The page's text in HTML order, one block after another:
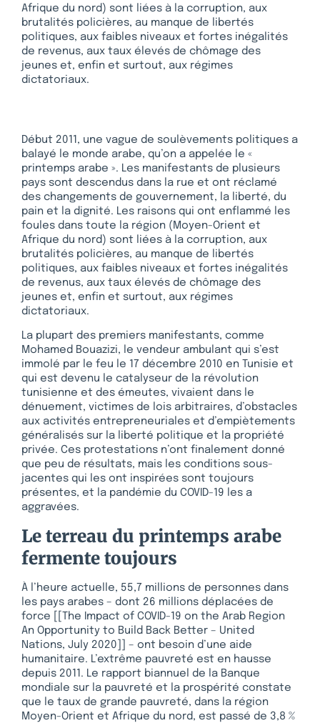
Afrique du nord) sont liées à la corruption, aux
brutalités policières, au manque de libertés
politiques, aux faibles niveaux et fortes inégalités
de revenus, aux taux élevés de chômage des
jeunes et, enfin et surtout, aux régimes
dictatoriaux.
Début 2011, une vague de soulèvements politiques a
balayé le monde arabe, qu’on a appelée le «
printemps arabe ». Les manifestants de plusieurs
pays sont descendus dans la rue et ont réclamé
des changements de gouvernement, la liberté, du
pain et la dignité. Les raisons qui ont enflammé les
foules dans toute la région (Moyen-Orient et
Afrique du nord) sont liées à la corruption, aux
brutalités policières, au manque de libertés
politiques, aux faibles niveaux et fortes inégalités
de revenus, aux taux élevés de chômage des
jeunes et, enfin et surtout, aux régimes
dictatoriaux.
La plupart des premiers manifestants, comme
Mohamed Bouazizi, le vendeur ambulant qui s’est
immolé par le feu le 17 décembre 2010 en Tunisie et
qui est devenu le catalyseur de la révolution
tunisienne et des émeutes, vivaient dans le
dénuement, victimes de lois arbitraires, d’obstacles
aux activités entrepreneuriales et d’empiètements
généralisés sur la liberté politique et la propriété
privée. Ces protestations n’ont finalement donné
que peu de résultats, mais les conditions sous-
jacentes qui les ont inspirées sont toujours
présentes, et la pandémie du COVID-19 les a
aggravées.
Le terreau du printemps arabe
fermente toujours
À l’heure actuelle, 55,7 millions de personnes dans
les pays arabes – dont 26 millions déplacées de
force [[The Impact of COVID-19 on the Arab Region
An Opportunity to Build Back Better – United
Nations, July 2020]] – ont besoin d’une aide
humanitaire. L’extrême pauvreté est en hausse
depuis 2011. Le rapport biannuel de la Banque
mondiale sur la pauvreté et la prospérité constate
que le taux de grande pauvreté, dans la région
Moyen-Orient et Afrique du nord, est passé de 3,8 %